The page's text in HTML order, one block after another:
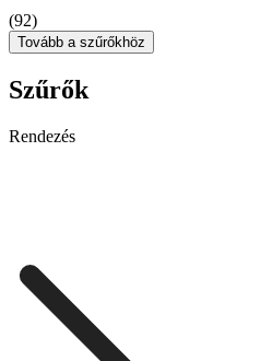
(92)
Tovább a szűrőkhöz
Szűrők
Rendezés